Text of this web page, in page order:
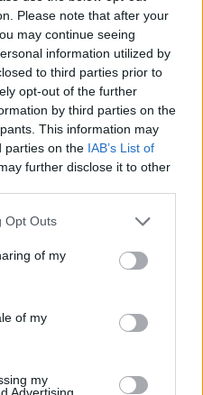
Please note that after your
may continue seeing
information utilized by
to third parties prior to
opt-out of the further
by third parties on the
This information may
parties on the IAB’s List of
further disclose it to other
uses one or more Google
behaviour. You may click to
and its third-party tags to
purposes in below Google
Opt Outs
of my
of my
my
Advertising.
változásait.)
a nem volánok által
és a vasút
előfordult az idén, hogy
és az
expressz buszjárat
hogy arra a budapesti
nem lehet felszállni.
példa bemutatását,
részletekbe
előtte talán érdemes
tükrében egyik
egyetlen égető
sokkal-sokkal